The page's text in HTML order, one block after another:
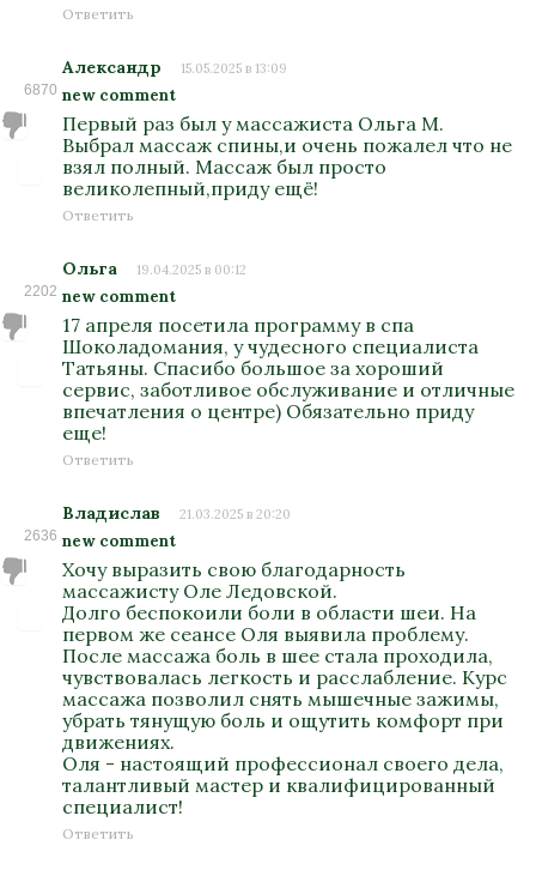
Ответить
6870
Александр 15.05.2025 в 13:09
new comment
Первый раз был у массажиста Ольга М.
Выбрал массаж спины,и очень пожалел что не
взял полный. Массаж был просто
великолепный,приду ещё!
Ответить
2202
Ольга 19.04.2025 в 00:12
new comment
17 апреля посетила программу в спа
Шоколадомания, у чудесного специалиста
Татьяны. Спасибо большое за хороший
сервис, заботливое обслуживание и отличные
впечатления о центре) Обязательно приду
еще!
Ответить
2636
Владислав 21.03.2025 в 20:20
new comment
Хочу выразить свою благодарность
массажисту Оле Ледовской.
Долго беспокоили боли в области шеи. На
первом же сеансе Оля выявила проблему.
После массажа боль в шее стала проходила,
чувствовалась легкость и расслабление. Курс
массажа позволил снять мышечные зажимы,
убрать тянущую боль и ощутить комфорт при
движениях.
Оля - настоящий профессионал своего дела,
талантливый мастер и квалифицированный
специалист!
Ответить